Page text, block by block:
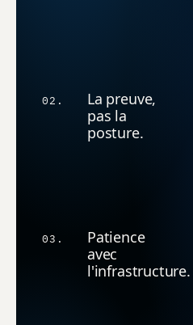
02.
La preuve,
pas la
posture.
03.
Patience
avec
l'infrastructure.